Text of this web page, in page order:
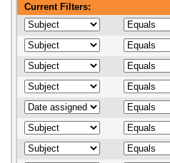
Current Filters: